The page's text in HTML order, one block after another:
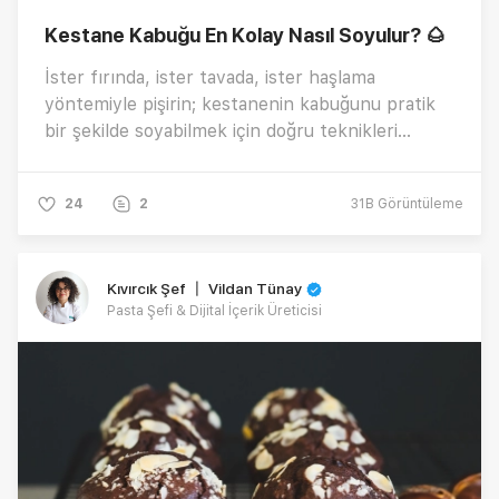
Kestane Kabuğu En Kolay Nasıl Soyulur? 🌰
İster fırında, ister tavada, ister haşlama
yöntemiyle pişirin; kestanenin kabuğunu pratik
bir şekilde soyabilmek için doğru teknikleri
24 2 31B Görüntüleme
Kıvırcık Şef 〡 Vildan Tünay
Pasta Şefi & Dijital İçerik Üreticisi